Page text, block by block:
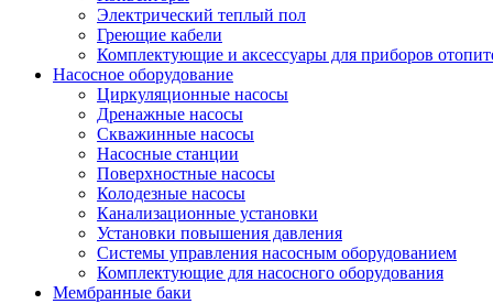
Электрический теплый пол
Греющие кабели
Комплектующие и аксессуары для приборов
Насосное оборудование
Циркуляционные насосы
Дренажные насосы
Скважинные насосы
Насосные станции
Поверхностные насосы
Колодезные насосы
Канализационные установки
Установки повышения давления
Системы управления насосным оборудованием
Комплектующие для насосного оборудования
Мембранные баки